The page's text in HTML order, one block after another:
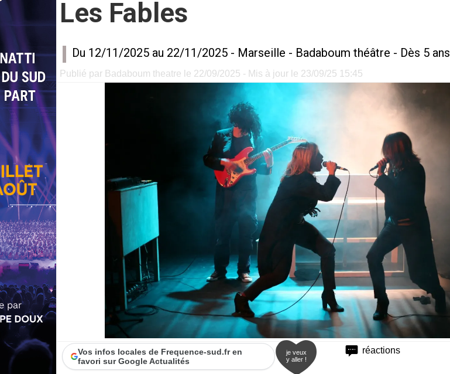
Les Fables
Du 12/11/2025 au 22/11/2025 - Marseille - Badaboum théâtre - Dès 5 ans
Publié par Badaboum theatre le 22/09/2025 - Mis à jour le 23/09/25 15:45
réactions
Vos infos locales de Frequence-sud.fr en
favori sur Google Actualités
je veux
y aller !